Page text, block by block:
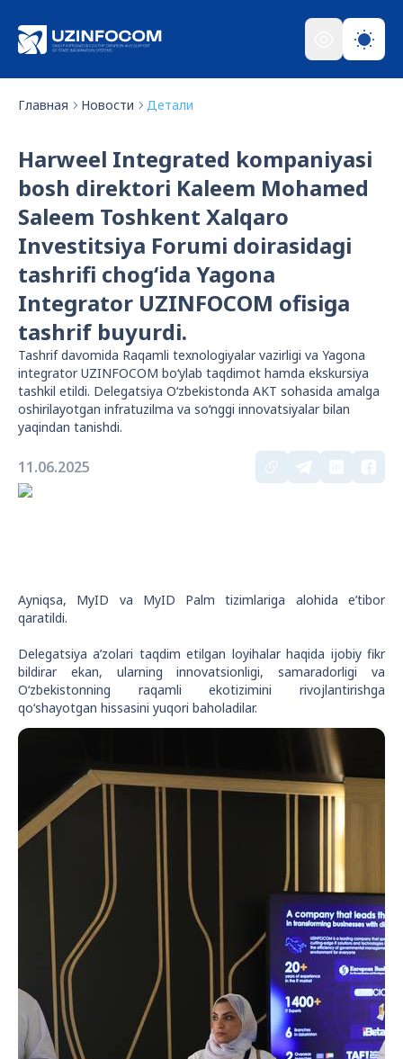
Главная Новости Детали
Harweel Integrated kompaniyasi
bosh direktori Kaleem Mohamed
Saleem Toshkent Xalqaro
Investitsiya Forumi doirasidagi
tashrifi chog‘ida Yagona
Integrator UZINFOCOM ofisiga
tashrif buyurdi.
Tashrif davomida Raqamli texnologiyalar vazirligi va Yagona
integrator UZINFOCOM bo‘ylab taqdimot hamda ekskursiya
tashkil etildi. Delegatsiya O‘zbekistonda AKT sohasida amalga
oshirilayotgan infratuzilma va so‘nggi innovatsiyalar bilan
yaqindan tanishdi.
11.06.2025
Ayniqsa, MyID va MyID Palm tizimlariga alohida e’tibor
qaratildi.
Delegatsiya a’zolari taqdim etilgan loyihalar haqida ijobiy fikr
bildirar ekan, ularning innovatsionligi, samaradorligi va
O‘zbekistonning raqamli ekotizimini rivojlantirishga
qo‘shayotgan hissasini yuqori baholadilar.